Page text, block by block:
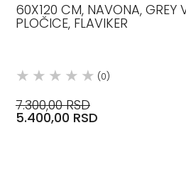
60X120 CM, NAVONA, GREY
PLOČICE, FLAVIKER
(0)
7.300,00 RSD
5.400,00 RSD